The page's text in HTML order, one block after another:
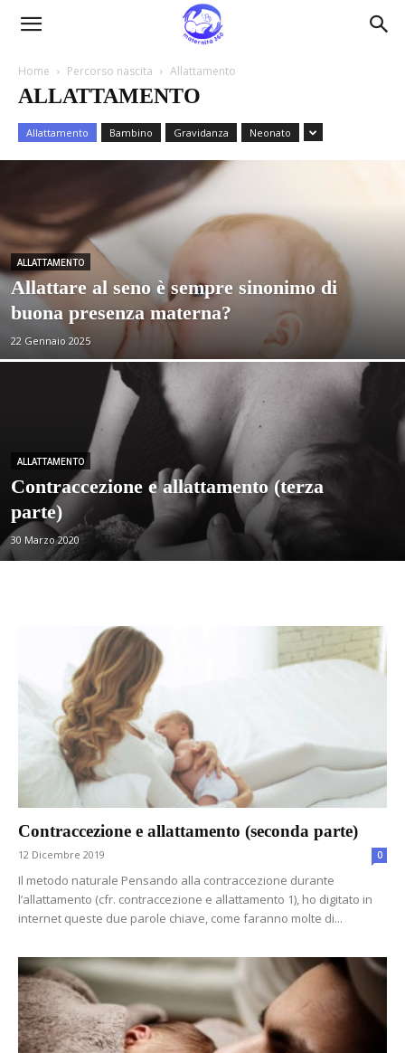
Maternità360
Home Percorso nascita Allattamento
ALLATTAMENTO
Allattamento Bambino Gravidanza Neonato
ALLATTAMENTO
Allattare al seno è sempre sinonimo di
buona presenza materna?
22 Gennaio 2025
ALLATTAMENTO
Contraccezione e allattamento (terza
parte)
30 Marzo 2020
Contraccezione e allattamento (seconda parte)
12 Dicembre 2019 0
Il metodo naturale Pensando alla contraccezione durante
l’allattamento (cfr. contraccezione e allattamento 1), ho digitato in
internet queste due parole chiave, come faranno molte di...